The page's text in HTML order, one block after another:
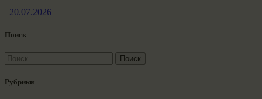
20.07.2026
Поиск
Найти:
Рубрики